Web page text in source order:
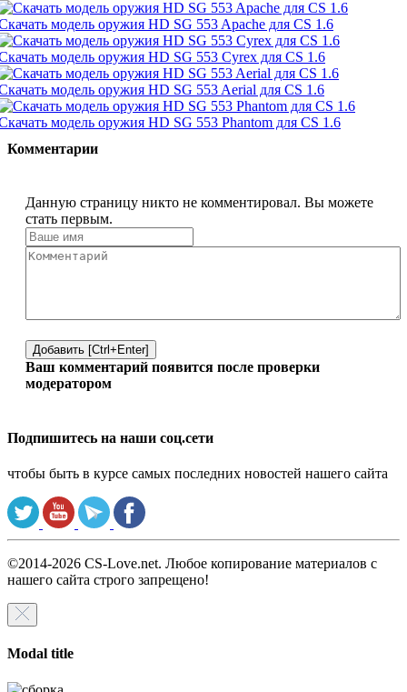
модель оружия HD SG 553 Apache для CS 1.6
модель оружия HD SG 553 Cyrex для CS 1.6
модель оружия HD SG 553 Aerial для CS 1.6
модель оружия HD SG 553 Phantom для CS 1.6
Комментарии
Данную страницу никто не комментировал. Вы можете
стать первым.
Добавить [Ctrl+Enter]
Ваш комментарий появится после проверки
модератором
Подпишитесь на наши соц.сети
чтобы быть в курсе самых последних новостей нашего сайта
©2014-2026 CS-Love.net. Любое копирование материалов с
нашего сайта строго запрещено!
Modal title